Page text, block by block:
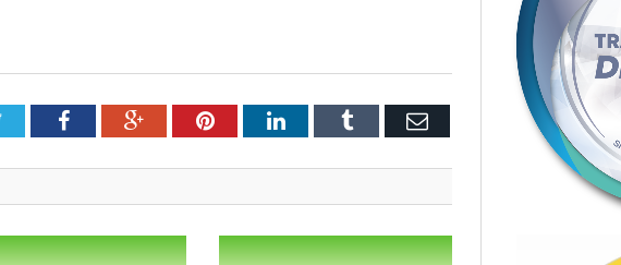
TwitterFacebookGoogle+PinterestLinkedInTumblr Email